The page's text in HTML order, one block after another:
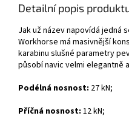
Detailní popis
Jak už název napovídá jedná
Workhorse má masivnější
karabinu slušné parametry
působí navic velmi elegantně
Podélná nosnost: 27 kN;
Příčná nosnost: 12 kN;